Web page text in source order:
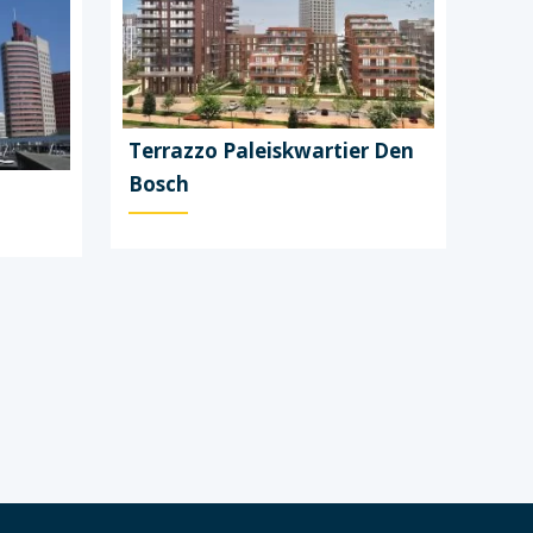
Terrazzo Paleiskwartier Den
Bosch